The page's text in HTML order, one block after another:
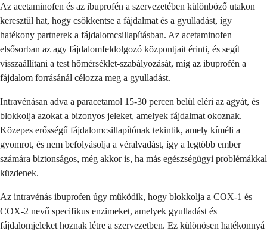
Az acetaminofen és az ibuprofén a szervezetében különböző utakon
keresztül hat, hogy csökkentse a fájdalmat és a gyulladást, így
hatékony partnerek a fájdalomcsillapításban. Az acetaminofen
elsősorban az agy fájdalomfeldolgozó központjait érinti, és segít
visszaállítani a test hőmérséklet-szabályozását, míg az ibuprofén a
fájdalom forrásánál célozza meg a gyulladást.
Intravénásan adva a paracetamol 15-30 percen belül eléri az agyát, és
blokkolja azokat a bizonyos jeleket, amelyek fájdalmat okoznak.
Közepes erősségű fájdalomcsillapítónak tekintik, amely kíméli a
gyomrot, és nem befolyásolja a véralvadást, így a legtöbb ember
számára biztonságos, még akkor is, ha más egészségügyi problémákkal
küzdenek.
Az intravénás ibuprofen úgy működik, hogy blokkolja a COX-1 és
COX-2 nevű specifikus enzimeket, amelyek gyulladást és
fájdalomjeleket hoznak létre a szervezetben. Ez különösen hatékonnyá